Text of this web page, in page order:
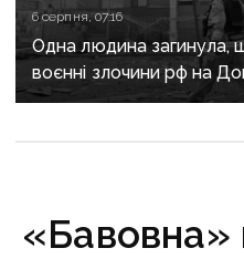
6 серпня, 07:16
Одна людина загинула,
воєнні злочини рф на
«Бавовна»